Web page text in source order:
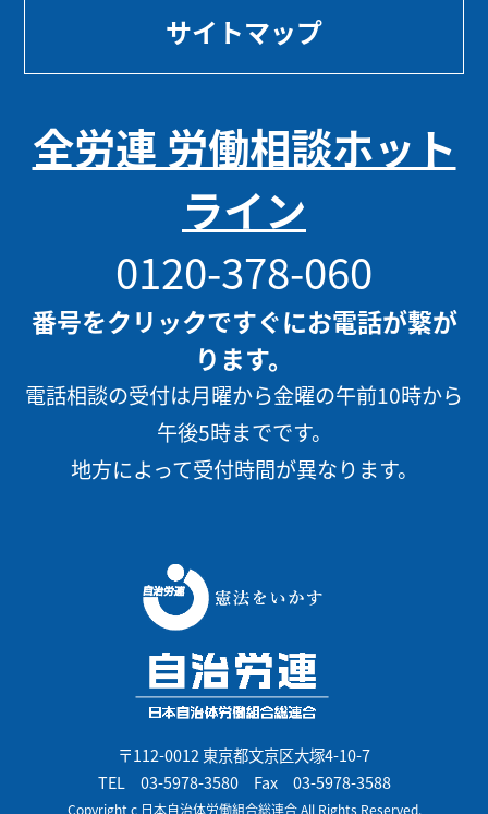
サイトマップ
全労連 労働相談ホット
ライン
0120-378-060
番号をクリックですぐにお電話が繋が
ります。
電話相談の受付は月曜から金曜の午前10時から
午後5時までです。
地方によって受付時間が異なります。
〒112-0012 東京都文京区大塚4-10-7
TEL 03-5978-3580Fax 03-5978-3588
Copyright c 日本自治体労働組合総連合 All Rights Reserved.